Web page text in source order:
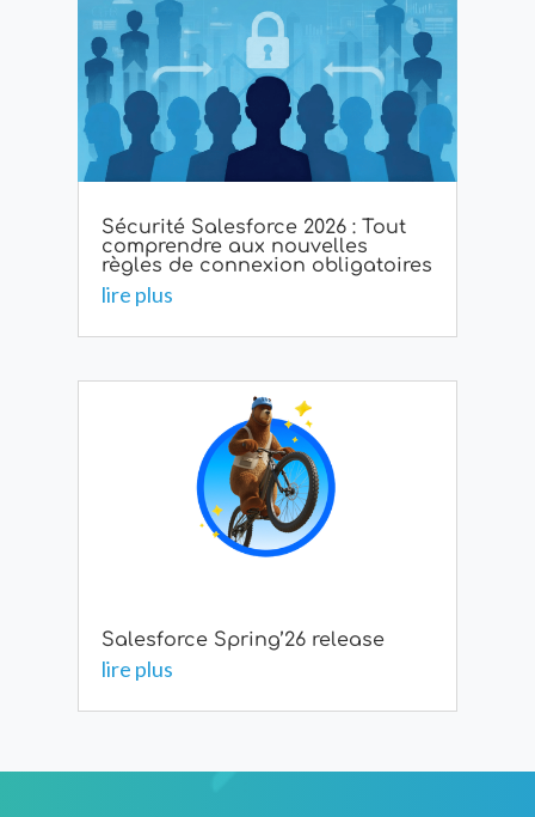
Sécurité Salesforce 2026 : Tout
comprendre aux nouvelles
règles de connexion obligatoires
lire plus
Salesforce Spring’26 release
lire plus